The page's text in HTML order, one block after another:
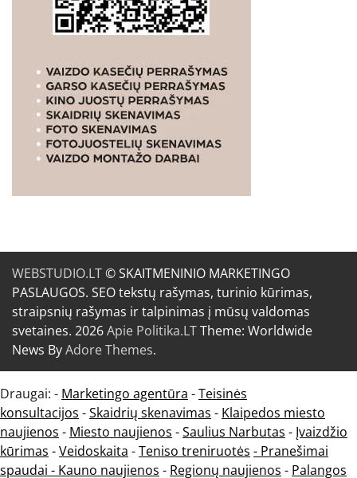
WEBSTUDIO.LT© SKAITMENINIO MARKETINGO
PASLAUGOS. SEO tekstų rašymas, turinio kūrimas,
straipsnių rašymas ir talpinimas į mūsų valdomas
svetaines. 2026Apie Politika.LTTheme: Worldwide
News ByAdore Themes.
Draugai: - Marketingo agentūra -Teisinės
konsultacijos -Skaidrių skenavimas - Klaipedos miesto
naujienos - Miesto naujienos -Saulius Narbutas - Įvaizdžio
kūrimas -Veidoskaita -Teniso treniruotės - Pranešimai
spaudai - Kauno naujienos - Regionų naujienos - Palangos